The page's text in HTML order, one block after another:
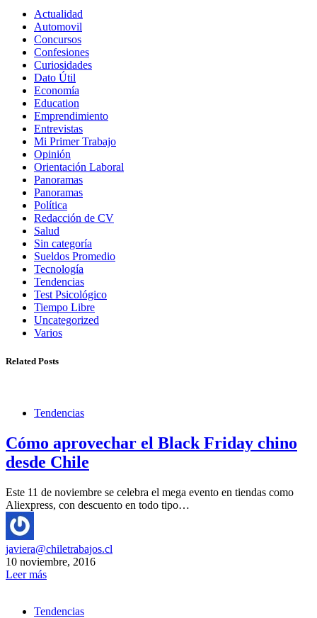
Actualidad
Automovil
Concursos
Confesiones
Curiosidades
Dato Útil
Economía
Education
Emprendimiento
Entrevistas
Mi Primer Trabajo
Opinión
Orientación Laboral
Panoramas
Panoramas
Política
Redacción de CV
Salud
Sin categoría
Sueldos Promedio
Tecnología
Tendencias
Test Psicológico
Tiempo Libre
Uncategorized
Varios
Related Posts
Tendencias
Cómo aprovechar el Black Friday chino
desde Chile
Este 11 de noviembre se celebra el mega evento en tiendas como
Aliexpress, con descuento en todo tipo…
javiera@chiletrabajos.cl
10 noviembre, 2016
Leer más
Tendencias